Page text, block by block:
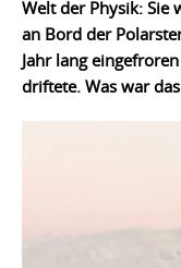
Welt der Physik: Sie
an Bord der
Jahr lang
driftete. Was war